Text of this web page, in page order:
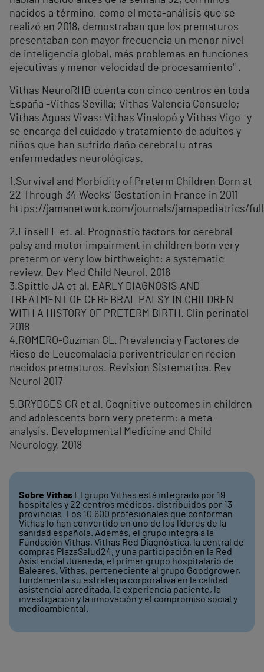
nacidos a término, como el meta-análisis que se
realizó en 2018, demostraban que los prematuros
presentaban con mayor frecuencia un menor nivel
de inteligencia global, más problemas en funciones
ejecutivas y menor velocidad de procesamiento" .
Vithas NeuroRHB cuenta con cinco centros en toda
España -Vithas Sevilla; Vithas Valencia Consuelo;
Vithas Aguas Vivas; Vithas Vinalopó y Vithas Vigo- y
se encarga del cuidado y tratamiento de adultos y
niños que han sufrido daño cerebral u otras
enfermedades neurológicas.
1.Survival and Morbidity of Preterm Children Born at
22 Through 34 Weeks’ Gestation in France in 2011
https://jamanetwork.com/journals/jamapediatrics/
2.Linsell L et. al. Prognostic factors for cerebral
palsy and motor impairment in children born very
preterm or very low birthweight: a systematic
review. Dev Med Child Neurol. 2016
3.Spittle JA et al. EARLY DIAGNOSIS AND
TREATMENT OF CEREBRAL PALSY IN CHILDREN
WITH A HISTORY OF PRETERM BIRTH. Clin perinatol
2018
4.ROMERO-Guzman GL. Prevalencia y Factores de
Rieso de Leucomalacia periventricular en recien
nacidos prematuros. Revision Sistematica. Rev
Neurol 2017
5.BRYDGES CR et al. Cognitive outcomes in children
and adolescents born very preterm: a meta-
analysis. Developmental Medicine and Child
Neurology, 2018
Sobre Vithas El grupo Vithas está integrado por 19
hospitales y 22 centros médicos, distribuidos por 13
provincias. Los 10.600 profesionales que conforman
Vithas lo han convertido en uno de los líderes de la
sanidad española. Además, el grupo integra a la
Fundación Vithas, Vithas Red Diagnóstica, la central de
compras PlazaSalud24, y una participación en la Red
Asistencial Juaneda, el primer grupo hospitalario de
Baleares. Vithas, perteneciente al grupo Goodgrower,
fundamenta su estrategia corporativa en la calidad
asistencial acreditada, la experiencia paciente, la
investigación y la innovación y el compromiso social y
medioambiental.